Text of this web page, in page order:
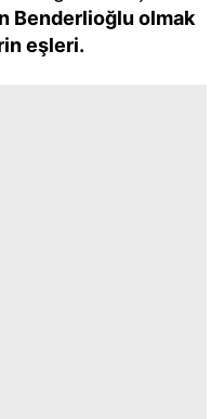
Benderlioğlu olmak
eşleri.